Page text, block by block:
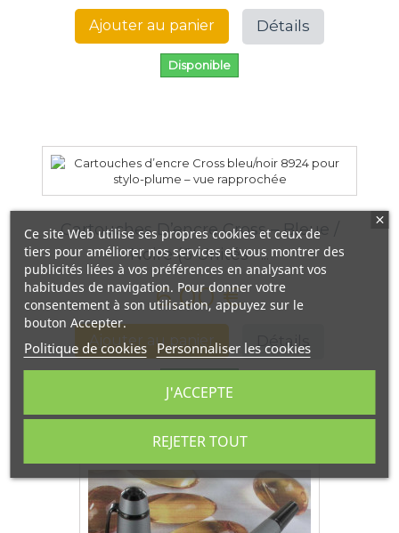
Ajouter au panier Détails
Disponible
Cartouches D’encre Cross – Bleue /
Noire (6 Unités –...
6,00 €
Ajouter au panier Détails
Ce site Web utilise ses propres cookies et ceux de
tiers pour améliorer nos services et vous montrer des
publicités liées à vos préférences en analysant vos
habitudes de navigation. Pour donner votre
consentement à son utilisation, appuyez sur le
bouton Accepter.
Politique de cookies Personnaliser les cookies
REJETER TOUT
J'ACCEPTE